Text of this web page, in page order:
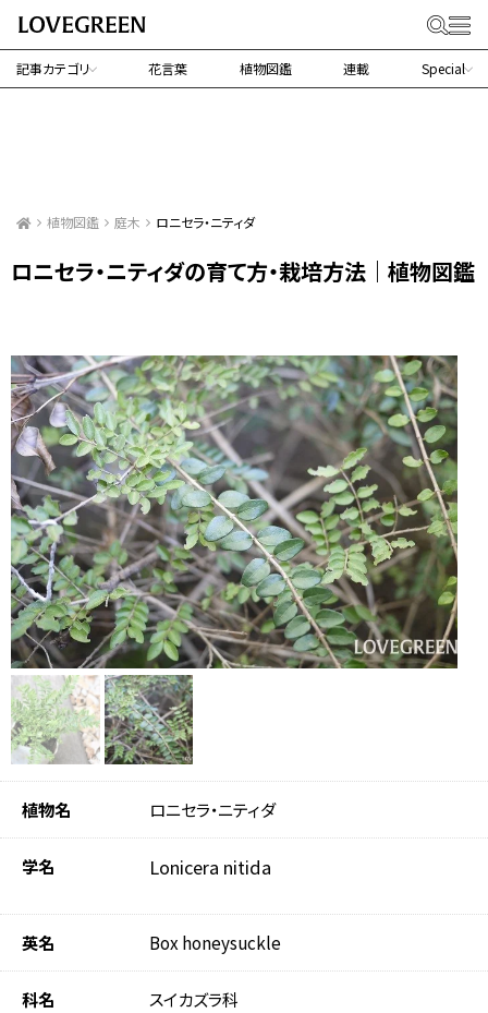
記事カテゴリ 花言葉 植物図鑑 連載 Special
植物図鑑 庭木 ロニセラ・ニティダ
ロニセラ・ニティダの育て方・栽培方法｜植物図鑑
植物名 ロニセラ・ニティダ
学名 Lonicera nitida
英名 Box honeysuckle
科名 スイカズラ科